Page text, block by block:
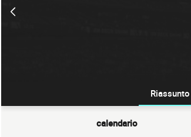
Riassunto
calendario